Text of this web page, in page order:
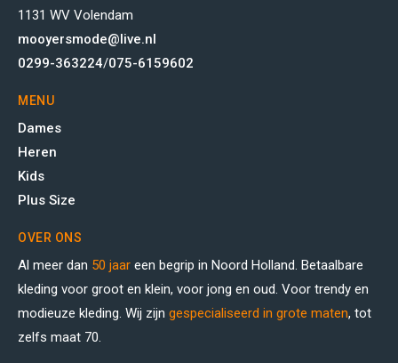
1131 WV Volendam
mooyersmode@live.nl
0299-363224/075-6159602
MENU
Dames
Heren
Kids
Plus Size
OVER ONS
Al meer dan 50 jaar een begrip in Noord Holland. Betaalbare
kleding voor groot en klein, voor jong en oud. Voor trendy en
modieuze kleding. Wij zijn gespecialiseerd in grote maten, tot
zelfs maat 70.